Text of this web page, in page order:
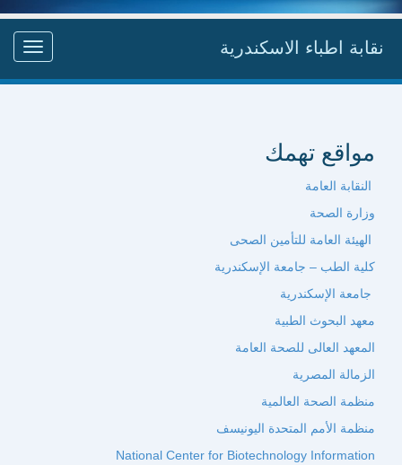
نقابة اطباء الاسكندرية
مواقع تهمك
النقابة العامة
وزارة الصحة
الهيئة العامة للتأمين الصحى
كلية الطب – جامعة الإسكندرية
جامعة الإسكندرية
معهد البحوث الطبية
المعهد العالى للصحة العامة
الزمالة المصرية
منظمة الصحة العالمية
منظمة الأمم المتحدة اليونيسف
National Center for Biotechnology Information